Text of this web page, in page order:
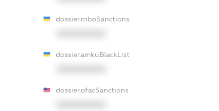
dossier.rnboSanctions
dossier.amkuBlackList
dossier.ofacSanctions